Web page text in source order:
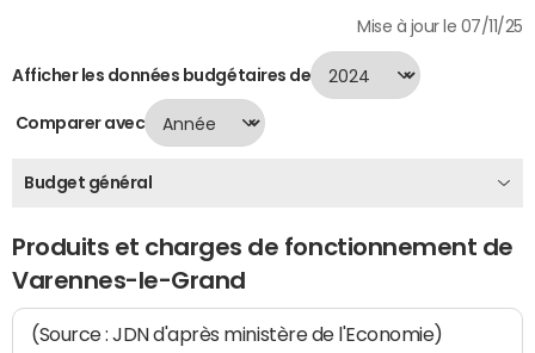
Mise à jour le 07/11/25
Afficher les données budgétaires de
Comparer avec
Budget général
Produits et charges de fonctionnement de
Varennes-le-Grand
(Source : JDN d'après ministère de l'Economie)